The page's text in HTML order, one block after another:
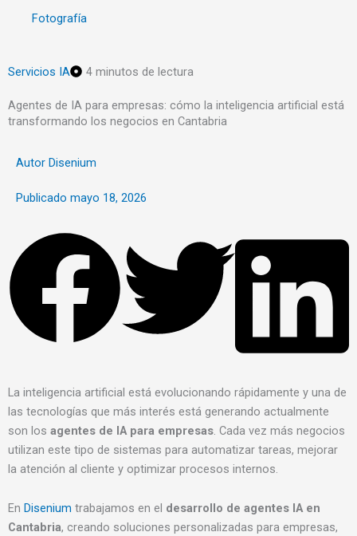
Fotografía
Servicios IA 4 minutos de lectura
Agentes de IA para empresas: cómo la inteligencia artificial está
transformando los negocios en Cantabria
Autor Disenium
Publicado mayo 18, 2026
La inteligencia artificial está evolucionando rápidamente y una de
las tecnologías que más interés está generando actualmente
son los agentes de IA para empresas . Cada vez más negocios
utilizan este tipo de sistemas para automatizar tareas, mejorar
la atención al cliente y optimizar procesos internos.
En Disenium trabajamos en el desarrollo de agentes IA en
Cantabria, creando soluciones personalizadas para empresas,